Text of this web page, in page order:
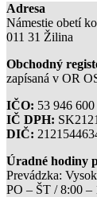
Adresa
Námestie obetí
011 31 Žilina
Obchodný
zapísaná v OR
IČO: 53 946 600
IČ DPH:
DIČ:
Úradné hodiny
Prevádzka:
PO – ŠT / 8:00 –